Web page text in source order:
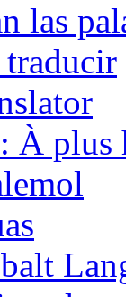
las
À plus